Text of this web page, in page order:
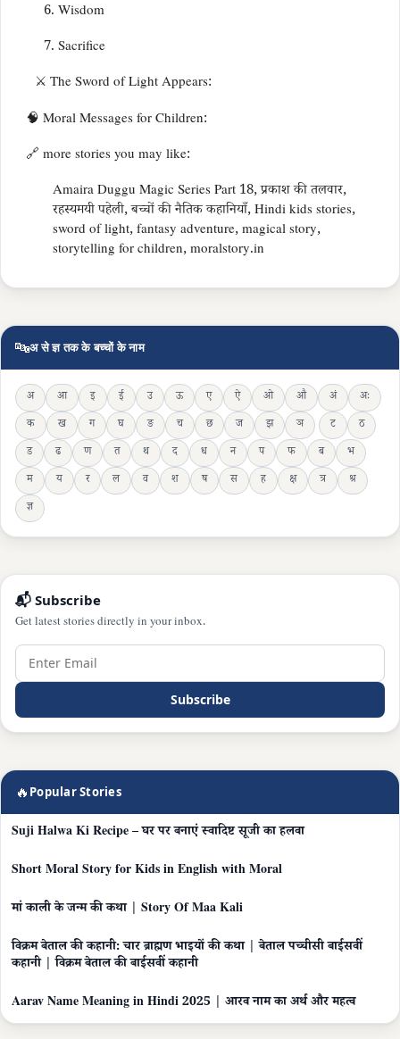
6. Wisdom
7. Sacrifice
⚔️ The Sword of Light Appears:
🧠 Moral Messages for Children:
🔗 more stories you may like:
Amaira Duggu Magic Series Part 18, प्रकाश की तलवार,
रहस्यमयी पहेली, बच्चों की नैतिक कहानियाँ, Hindi kids stories,
sword of light, fantasy adventure, magical story,
storytelling for children, moralstory.in
🔤अ से ज्ञ तक के बच्चों के नाम
अ आ इ ई उ ऊ ए ऐ ओ औ अं
अः
क
ख ग घ ङ च छ ज झ ञ ट
ठ
ड
ढ ण त थ द ध न प फ ब
भ
म
य र ल व श ष स ह क्ष त्र
श्र
ज्ञ
📬 Subscribe
Get latest stories directly in your inbox.
Subscribe
🔥 Popular Stories
Suji Halwa Ki Recipe – घर पर बनाएं स्वादिष्ट सूजी का हलवा
Short Moral Story for Kids in English with Moral
मां काली के जन्म की कथा | Story Of Maa Kali
विक्रम बेताल की कहानी: चार ब्राह्मण भाइयों की कथा | बेताल पच्चीसी बाईसवीं
कहानी | विक्रम बेताल की बाईसवीं कहानी
Aarav Name Meaning in Hindi 2025 | आरव नाम का अर्थ और महत्व